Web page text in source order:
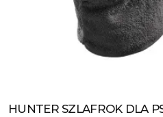
Zobacz produkt
HUNTER SZLAFROK DLA